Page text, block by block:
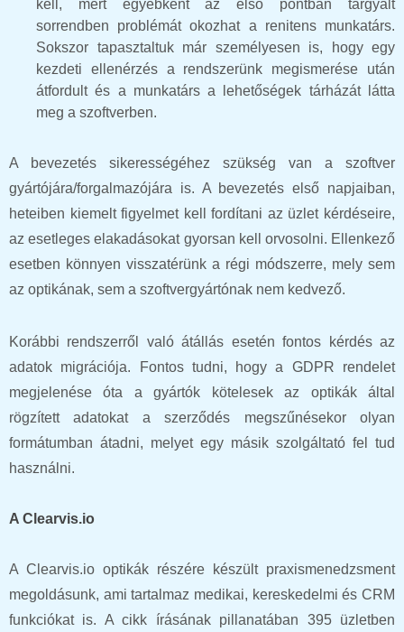
kell, mert egyébként az első pontban tárgyalt
sorrendben problémát okozhat a renitens munkatárs.
Sokszor tapasztaltuk már személyesen is, hogy egy
kezdeti ellenérzés a rendszerünk megismerése után
átfordult és a munkatárs a lehetőségek tárházát látta
meg a szoftverben.
A bevezetés sikerességéhez szükség van a szoftver
gyártójára/forgalmazójára is. A bevezetés első napjaiban,
heteiben kiemelt figyelmet kell fordítani az üzlet kérdéseire,
az esetleges elakadásokat gyorsan kell orvosolni. Ellenkező
esetben könnyen visszatérünk a régi módszerre, mely sem
az optikának, sem a szoftvergyártónak nem kedvező.
Korábbi rendszerről való átállás esetén fontos kérdés az
adatok migrációja. Fontos tudni, hogy a GDPR rendelet
megjelenése óta a gyártók kötelesek az optikák által
rögzített adatokat a szerződés megszűnésekor olyan
formátumban átadni, melyet egy másik szolgáltató fel tud
használni.
A Clearvis.io
A Clearvis.io optikák részére készült praxismenedzsment
megoldásunk, ami tartalmaz medikai, kereskedelmi és CRM
funkciókat is. A cikk írásának pillanatában 395 üzletben